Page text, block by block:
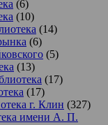
(6)
(10)
(14)
(6)
(5)
(13)
(17)
(17)
г. Клин (327)
имени А. П.